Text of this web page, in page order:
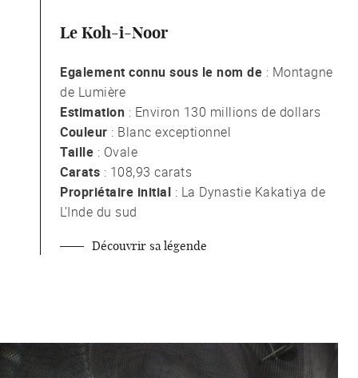
Le Koh-i-Noor
Egalement connu sous le nom de : Montagne
de Lumière
Estimation : Environ 130 millions de dollars
Couleur : Blanc exceptionnel
Taille : Ovale
Carats : 108,93 carats
Propriétaire initial : La Dynastie Kakatiya de
L’Inde du sud
Découvrir sa légende